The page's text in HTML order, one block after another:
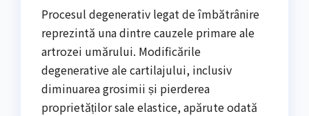
Procesul degenerativ legat de îmbătrânire
reprezintă una dintre cauzele primare ale
artrozei umărului. Modificările
degenerative ale cartilajului, inclusiv
diminuarea grosimii și pierderea
proprietăților sale elastice, apărute odată